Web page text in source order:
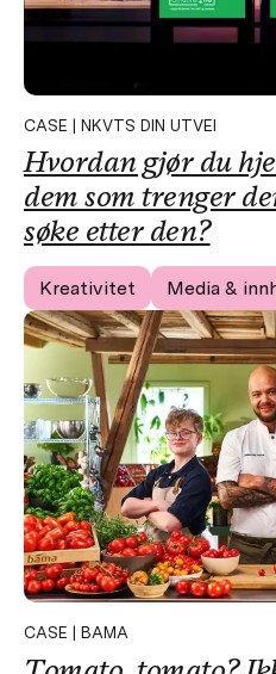
CASE | NKVTS DIN UTVEI
Hvordan gjør du
dem som trenger
søke etter den?
Kreativitet Media &
CASE | BAMA